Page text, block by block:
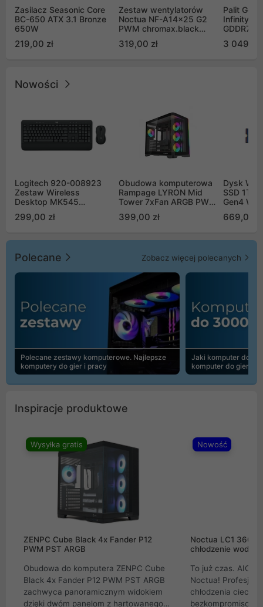
Zasilacz Seasonic Core
BC-650 ATX 3.1 Bronze
650W
219,00 zł
Zestaw wentylatorów
Noctua NF-A14x25 G2
PWM chromax.black
Push Pull (2szt)
319,00 zł
Palit
Infinity 3
GDDR7
GB2050S)
3 049,00
Nowości
Logitech 920-008923
Zestaw Wireless
Desktop MK545
299,00 zł
Obudowa komputerowa
Rampage LYRON Mid
Tower 7xFan ARGB PWM
399,00 zł
Dysk WD
SSD 1TB
Gen4
669,00
Polecane Zobacz więcej polecanych
Polecane zestawy komputerowe. Najlepsze
komputery do gier i pracy
Jaki komputer do
komputer do gier |
Inspiracje produktowe
Wysyłka gratis
ZENPC Cube Black 4x Fander P12
PWM PST ARGB
Obudowa do komputera ZENPC Cube
Black 4x Fander P12 PWM PST ARGB
zachwyca panoramicznym widokiem
dzięki dwóm panelom z hartowanego
Nowość
Noctua LC1
chłodzenie wodne
To już czas. AIO
Noctua!
chłodzenia cieczą